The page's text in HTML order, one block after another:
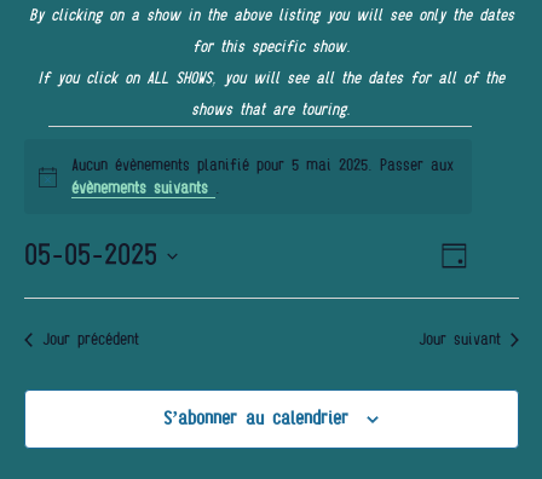
By clicking on a show in the above listing you will see only the dates
for this specific show.
If you click on ALL SHOWS, you will see all the dates for all of the
shows that are touring.
Évènements
for
5
2025
Notice
Aucun évènements planifié pour 5 mai 2025. Passer aux
évènements suivants .
PAR
vues
Jour
05-05-2025
Jour précédent Jour suivant
S’abonner au calendrier